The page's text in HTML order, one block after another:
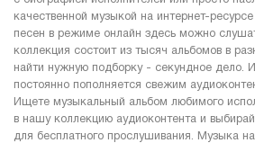
качественной музыкой на интернет-
песен в режиме онлайн здесь можно
коллекция состоит из тысяч альбомов в
найти нужную подборку - секундное дело.
постоянно пополняется свежим
Ищете музыкальный альбом любимого
в нашу коллекцию аудиоконтента и
для бесплатного прослушивания. Музыка